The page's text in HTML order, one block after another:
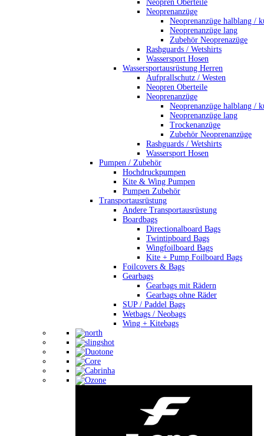
Neopren Oberteile
Neoprenanzüge
Neoprenanzüge halblang /
Neoprenanzüge lang
Zubehör Neoprenazüge
Rashguards / Wetshirts
Wassersport Hosen
Wassersportausrüstung Herren
Aufprallschutz / Westen
Neopren Oberteile
Neoprenanzüge
Neoprenanzüge halblang /
Neoprenanzüge lang
Trockenanzüge
Zubehör Neoprenanzüge
Rashguards / Wetshirts
Wassersport Hosen
Pumpen / Zubehör
Hochdruckpumpen
Kite & Wing Pumpen
Pumpen Zubehör
Transportausrüstung
Andere Transportausrüstung
Boardbags
Directionalboard Bags
Twintipboard Bags
Wingfoilboard Bags
Kite + Pump Foilboard Bags
Foilcovers & Bags
Gearbags
Gearbags mit Rädern
Gearbags ohne Räder
SUP / Paddel Bags
Wetbags / Neobags
Wing + Kitebags